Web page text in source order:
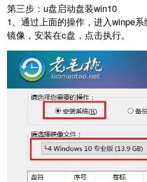
第三步：u盘启动盘装win10
1、通过上面的操作，进入winpe
镜像，安装在c盘，点击执行。